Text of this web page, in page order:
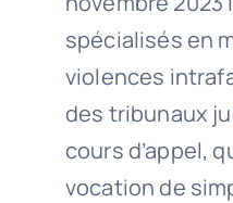
spécialisés en
violences
des tribunaux
cours d’appel,
vocation de